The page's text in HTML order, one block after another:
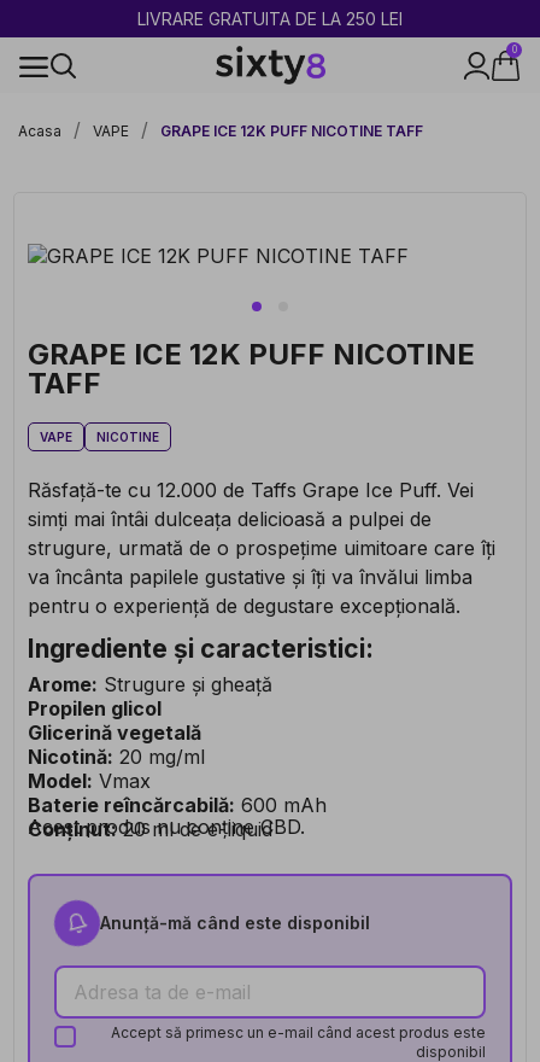
2 CUMPĂRATE = 1 CADOU
0
Acasa
VAPE GRAPE ICE 12K PUFF NICOTINE TAFF
GRAPE ICE 12K PUFF NICOTINE
TAFF
VAPE NICOTINE
Răsfață-te cu 12.000 de Taffs Grape Ice Puff. Vei
simți mai întâi dulceața delicioasă a pulpei de
strugure, urmată de o prospețime uimitoare care îți
va încânta papilele gustative și îți va învălui limba
pentru o experiență de degustare excepțională.
Ingrediente și caracteristici:
Arome: Strugure și gheață
Propilen glicol
Glicerină vegetală
Nicotină: 20 mg/ml
Model: Vmax
Baterie reîncărcabilă: 600 mAh
Conținut:20 ml de e-liquid
Acest produs nu conține CBD.
Anunță-mă când este disponibil
Accept să primesc un e-mail când acest produs este
disponibil